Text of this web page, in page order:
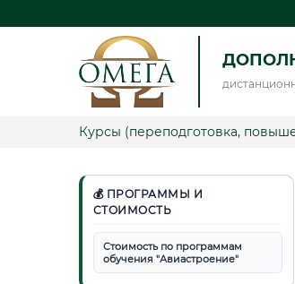
Курсы (переподготовка,
💰 ПРОГРАММЫ И
СТОИМОСТЬ
Стоимость по программам
обучения "Авиастроение"